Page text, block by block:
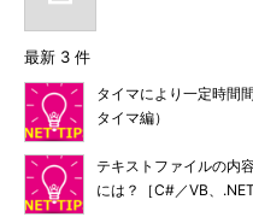
最新 3 件
タイマにより一定時間
タイマ編）
テキストファイルの内
には？［C#／VB、